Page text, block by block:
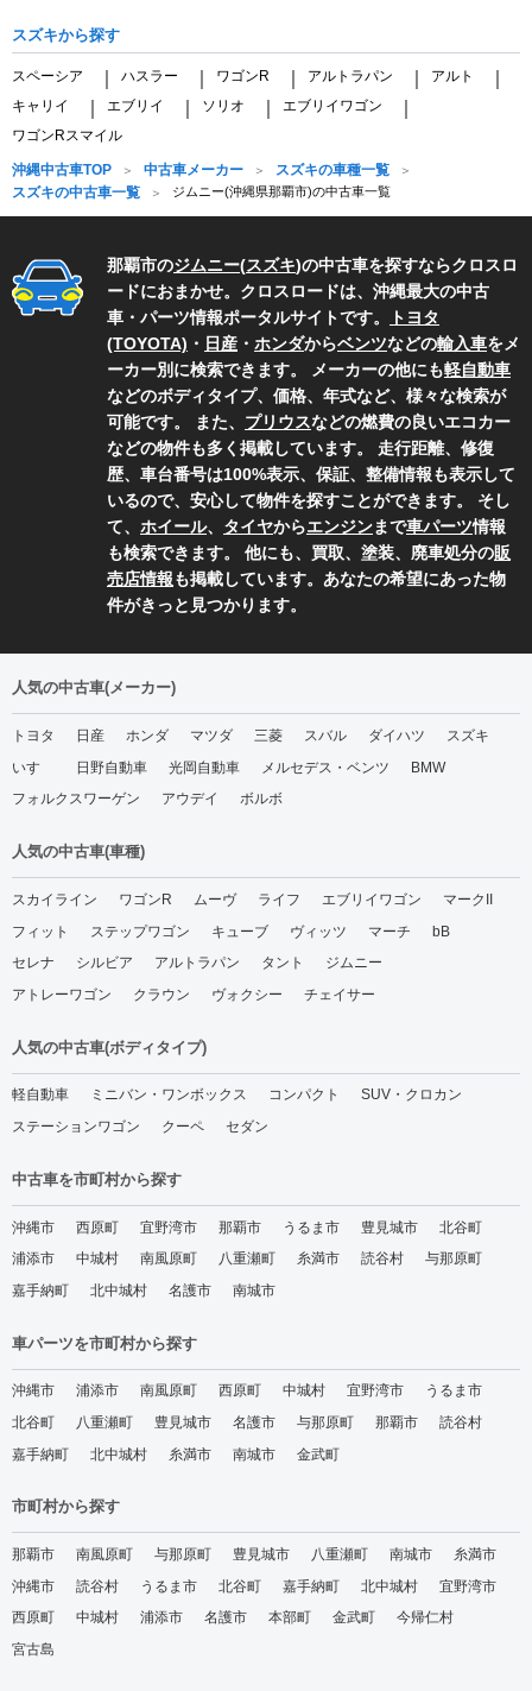
スズキから探す
スペーシア ハスラー ワゴンR アルトラパン アルト
キャリイ エブリイ ソリオ エブリイワゴン
ワゴンRスマイル
沖縄中古車TOP 中古車メーカー
スズキの車種一覧
スズキの中古車一覧
ジムニー(沖縄県那覇市)の中古車一覧
那覇市のジムニー(スズキ)の中古車を探すならクロスロ
ードにおまかせ。クロスロードは、沖縄最大の中古
車・パーツ情報ポータルサイトです。
トヨタ
(TOYOTA) ・ 日産 ・ ホンダからベンツなどの輸入車をメ
ーカー別に検索できます。 メーカーの他にも軽自動車
などのボディタイプ、価格、年式など、様々な検索が
可能です。 また、 プリウスなどの燃費の良いエコカー
などの物件も多く掲載しています。 走行距離、修復
歴、車台番号は100%表示、保証、整備情報も表示して
いるので、安心して物件を探すことができます。 そし
て、 ホイール、 タイヤからエンジンまで車パーツ情報
も検索できます。 他にも、買取、塗装、廃車処分の販
売店情報も掲載しています。あなたの希望にあった物
件がきっと見つかります。
人気の中古車(メーカー)
トヨタ 日産 ホンダ マツダ 三菱 スバル ダイハツ
スズキ
いすゞ
日野自動車 光岡自動車 メルセデス・ベンツ
BMW
フォルクスワーゲン
アウデイ ボルボ
人気の中古車(車種)
スカイライン ワゴンR ムーヴ ライフ エブリイワゴン
マークII
フィット
ステップワゴン キューブ ヴィッツ マーチ
bB
セレナ
シルビア アルトラパン タント
ジムニー
アトレーワゴン
クラウン ヴォクシー チェイサー
人気の中古車(ボディタイプ)
軽自動車 ミニバン・ワンボックス コンパクト
SUV・クロカン
ステーションワゴン
クーペ セダン
中古車を市町村から探す
沖縄市 西原町 宜野湾市 那覇市 うるま市 豊見城市
北谷町
浦添市
中城村 南風原町 八重瀬町 糸満市 読谷村
与那原町
嘉手納町
北中城村 名護市 南城市
車パーツを市町村から探す
沖縄市 浦添市 南風原町 西原町 中城村 宜野湾市
うるま市
北谷町
八重瀬町 豊見城市 名護市 与那原町 那覇市
読谷村
嘉手納町
北中城村 糸満市 南城市 金武町
市町村から探す
那覇市 南風原町 与那原町 豊見城市 八重瀬町 南城市
糸満市
沖縄市
読谷村 うるま市 北谷町 嘉手納町 北中城村
宜野湾市
西原町
中城村 浦添市 名護市 本部町 金武町
今帰仁村
宮古島